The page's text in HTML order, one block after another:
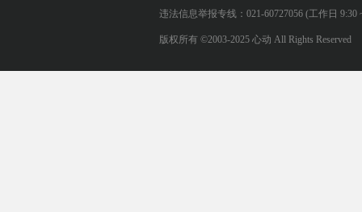
违法信息举报专线：021-60727056 (工作日 9:30
版权所有 ©2003-2025 心动 All Rights Reserved